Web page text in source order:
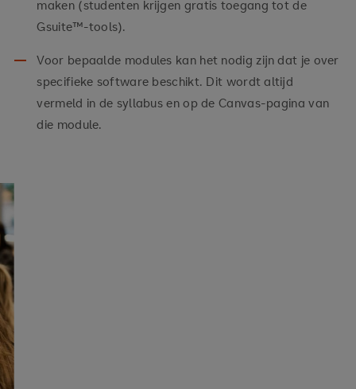
maken (studenten krijgen gratis toegang tot de
Gsuite™-tools).
Voor bepaalde modules kan het nodig zijn dat je over
specifieke software beschikt. Dit wordt altijd
vermeld in de syllabus en op de Canvas-pagina van
die module.